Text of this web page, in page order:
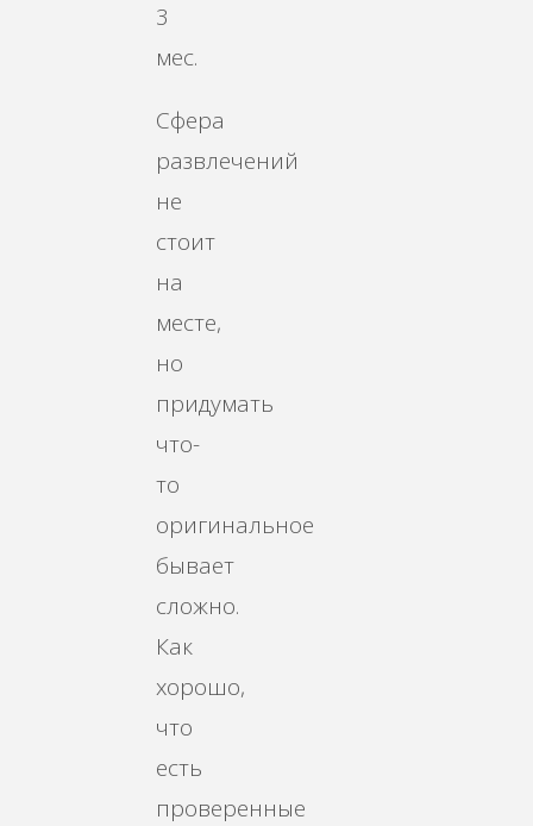
3
мес.
Сфера
развлечений
не
стоит
на
месте,
но
придумать
что-
то
оригинальное
бывает
сложно.
Как
хорошо,
что
есть
проверенные